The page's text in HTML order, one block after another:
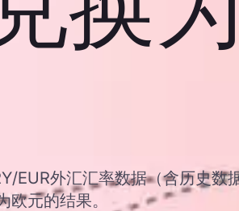
EUR外汇汇率数据（含历史数
元的结果。